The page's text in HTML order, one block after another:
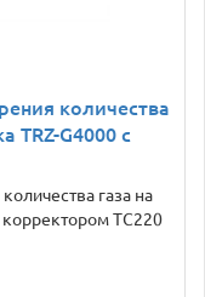
количества
TRZ-G4000 с
газа на
корректором ТС220